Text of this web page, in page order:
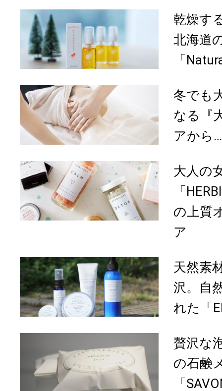
乾燥す
北海道
「
冬でも
なる『
アから…
大人の
「
の上質
ア
天然素
沢。自
れた「
贅沢な
の石鹸
「